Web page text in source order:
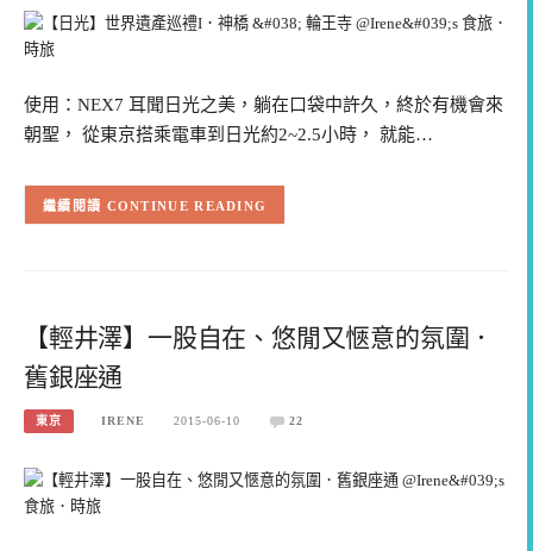
使用：NEX7 耳聞日光之美，躺在口袋中許久，終於有機會來
朝聖， 從東京搭乘電車到日光約2~2.5小時， 就能…
CONTINUE READING
【輕井澤】一股自在、悠閒又愜意的氛圍．
舊銀座通
東京 IRENE 2015-06-10 22